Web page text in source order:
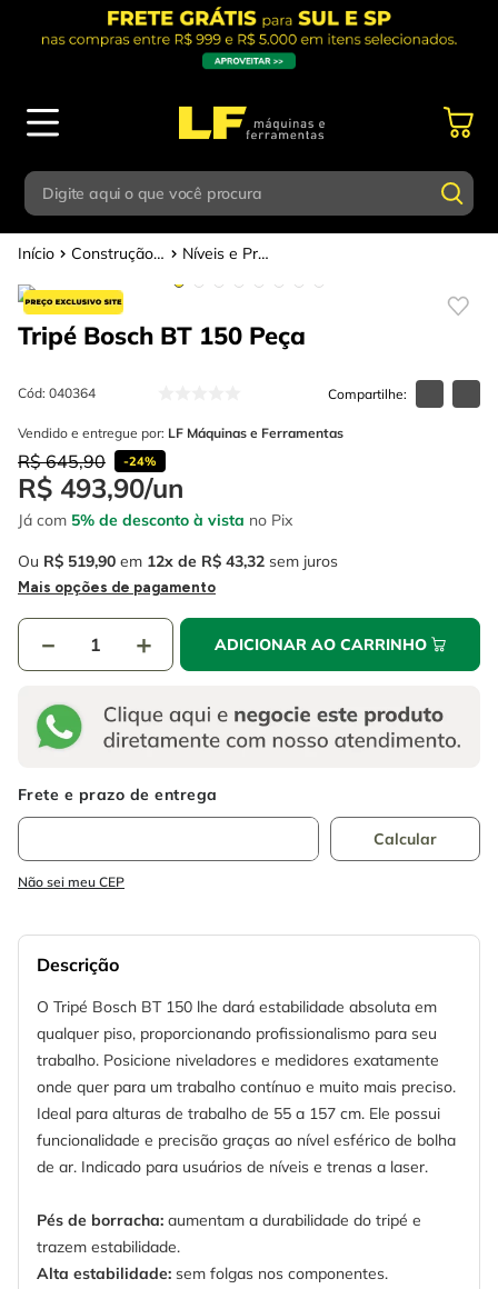
Digite aqui o que você procura
Digite aqui o que você procura
Construção Civil Níveis e Prumos
Tripé Bosch BT 150 Peça
Cód: 040364
Vendido e entregue por: LF Máquinas e Ferramentas
R$ 645,90 -24%
R$ 493,90/un
Já com 5% de desconto à vista no Pix
Ou R$ 519,90 em 12 R$ 43,32 sem juros
Mais opções de pagamento
＋
－ ADICIONAR AO CARRINHO
Não sei meu CEP
Descrição
O Tripé Bosch BT 150 lhe dará estabilidade absoluta em
qualquer piso, proporcionando profissionalismo para seu
trabalho. Posicione niveladores e medidores exatamente
onde quer para um trabalho contínuo e muito mais preciso.
Ideal para alturas de trabalho de 55 a 157 cm. Ele possui
funcionalidade e precisão graças ao nível esférico de bolha
de ar. Indicado para usuários de níveis e trenas a laser.
Pés de borracha: aumentam a durabilidade do tripé e
trazem estabilidade.
Alta estabilidade: sem folgas nos componentes.
Termos mais buscados
1º parafusadeira
2º caixa ferramentas
5º serra circular
7º serra copo
8º disco corte
chave impacto
Termos mais buscados
º esmerilhadeira
º escada
º fio
disco corte
chave impacto